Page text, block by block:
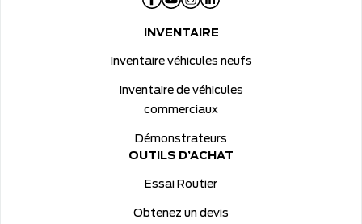
INVENTAIRE
Inventaire véhicules neufs
Inventaire de véhicules
commerciaux
Démonstrateurs
OUTILS D’ACHAT
Essai Routier
Obtenez un devis